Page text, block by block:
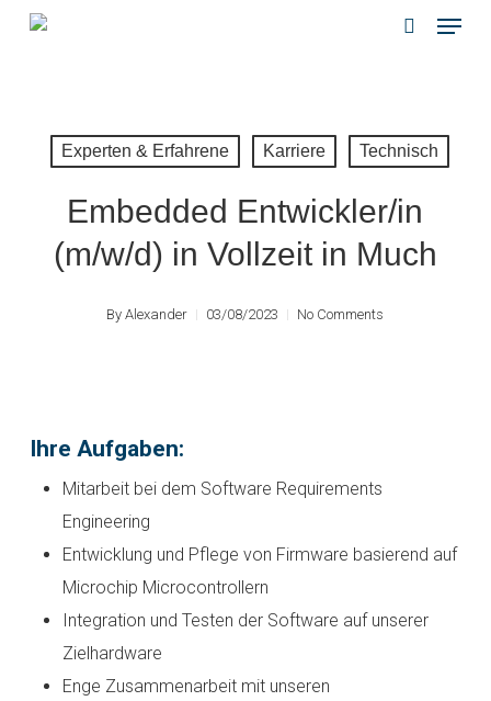
Skip
Menu
Experten & Erfahrene Karriere Technisch
Embedded Entwickler/in
(m/w/d) in Vollzeit in Much
By Alexander 03/08/2023 No Comments
Ihre Aufgaben:
Mitarbeit bei dem Software Requirements
Engineering
Entwicklung und Pflege von Firmware basierend auf
Microchip Microcontrollern
Integration und Testen der Software auf unserer
Zielhardware
Enge Zusammenarbeit mit unseren